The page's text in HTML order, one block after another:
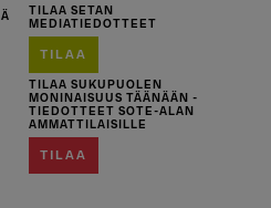
TILAA SETAN
MEDIATIEDOTTEET
TILAA
TILAA SUKUPUOLEN
MONINAISUUS TÄÄNÄÄN -
TIEDOTTEET SOTE-ALAN
AMMATTILAISILLE
TILAA